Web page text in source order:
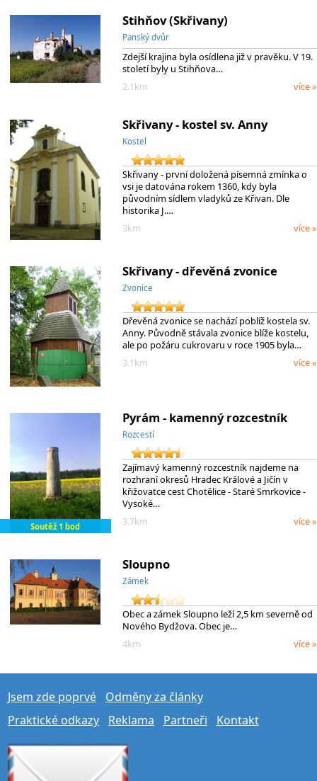
Stihňov (Skřivany)
Panský dvůr
Zdejší krajina byla osídlena již v pravěku. V 19.
století byly u Stihňova…
2.1km
více »
Skřivany - kostel sv. Anny
Kostel
Skřivany - první doložená písemná zmínka o
vsi je datována rokem 1360, kdy byla
původním sídlem vladyků ze Křivan. Dle
historika J.…
3km
více »
Skřivany - dřevěná zvonice
Zvonice
Dřevěná zvonice se nachází poblíž kostela sv.
Anny. Původně stávala zvonice blíže kostelu,
ale po požáru cukrovaru v roce 1905 byla…
3.1km
více »
Soutěž 1 bod
Pyrám - kamenný rozcestník
Rozcestí
Zajímavý kamenný rozcestník najdeme na
rozhraní okresů Hradec Králové a Jičín v
křižovatce cest Chotělice - Staré Smrkovice -
Vysoké…
3.7km
více »
Sloupno
Zámek
Obec a zámek Sloupno leží 2,5 km severně od
Nového Bydžova. Obec je…
4km
více »
Jsem zde poprvé
Odměny za články
Praktické odkazy
Reklama Partneři Kontakt